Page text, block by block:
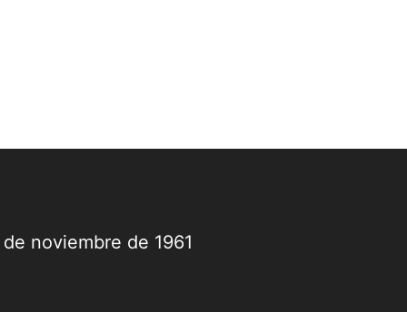
noviembre de 1961